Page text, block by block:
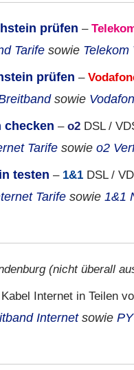
prüfen –
Tarife sowie Telekom
prüfen –
sowie
checken – o2 DSL /
Tarife sowie o2
testen – 1&1 DSL /
Tarife sowie 1&1
(nicht überall
Internet in Teilen
Internetsowie